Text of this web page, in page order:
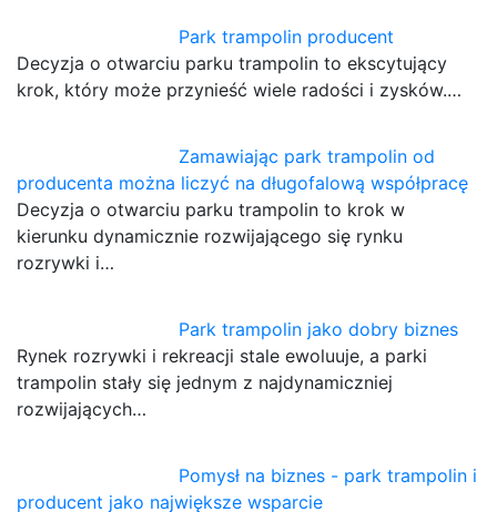
Park trampolin producent
Decyzja o otwarciu parku trampolin to ekscytujący
krok, który może przynieść wiele radości i zysków.…
Zamawiając park trampolin od
producenta można liczyć na długofalową współpracę
Decyzja o otwarciu parku trampolin to krok w
kierunku dynamicznie rozwijającego się rynku
rozrywki i…
Park trampolin jako dobry biznes
Rynek rozrywki i rekreacji stale ewoluuje, a parki
trampolin stały się jednym z najdynamiczniej
rozwijających…
Pomysł na biznes - park trampolin i
producent jako największe wsparcie